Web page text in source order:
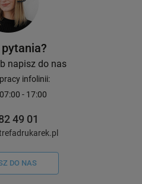
napisz do nas
infolinii:
- 17:00
49 01
DO NAS